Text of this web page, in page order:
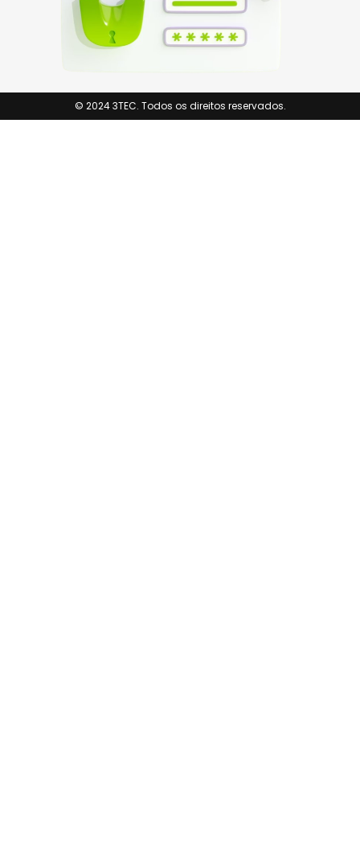
© 2024 3TEC. Todos os direitos reservados.